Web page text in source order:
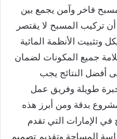
فاخر وآمن يجمع بين
تركيب المسبح لا يقتصر
الأنظمة المائية
جميع المكونات لضمان
أفضل النتائج يجب
طويلة وفريق عمل
بدقة ومن أبرز هذه
الإمارات التي تقدم
المساحة وتقديم تصميم